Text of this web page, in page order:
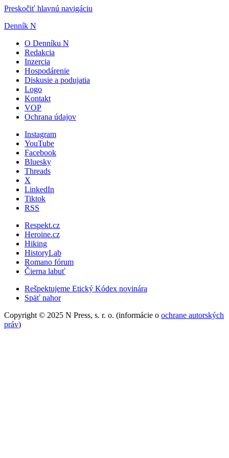
Preskočiť hlavnú navigáciu
Denník N
O Denníku N
Redakcia
Inzercia
Hospodárenie
Diskusie a podujatia
Logo
Kontakt
VOP
Ochrana údajov
Instagram
YouTube
Facebook
Bluesky
Threads
X
LinkedIn
Tiktok
RSS
Respekt.cz
Heroine.cz
Hiking
HistoryLab
Romano fórum
Čierna labuť
Rešpektujeme Etický Kódex novinára
Späť nahor
Copyright © 2025 N Press, s. r. o. (informácie o ochrane autorských
práv)